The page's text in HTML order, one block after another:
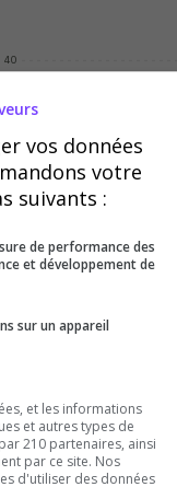
0
40
Votes Clics
vos données
votre
suivants :
de performance des
et développement de
sur un appareil
et les informations
et autres types de
210 partenaires, ainsi
par ce site. Nos
d'utiliser des données